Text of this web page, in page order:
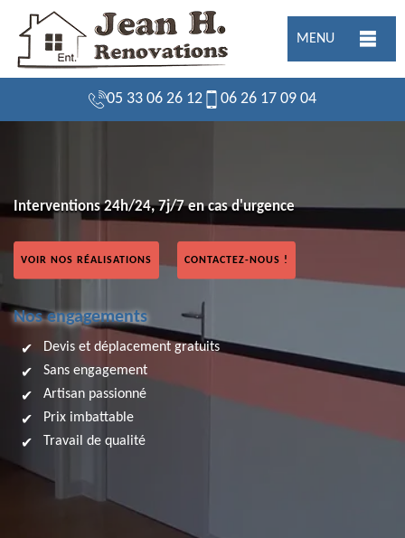
MENU
05 33 06 26 12 06 26 17 09 04
Interventions 24h/24, 7j/7 en cas d'urgence
VOIR NOS RÉALISATIONS CONTACTEZ-NOUS !
Nos engagements
Devis et déplacement gratuits
Sans engagement
Artisan passionné
Prix imbattable
Travail de qualité